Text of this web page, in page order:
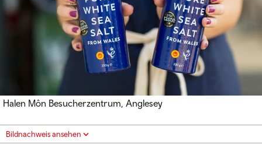
Halen Môn Besucherzentrum, Anglesey
Bildnachweis ansehen